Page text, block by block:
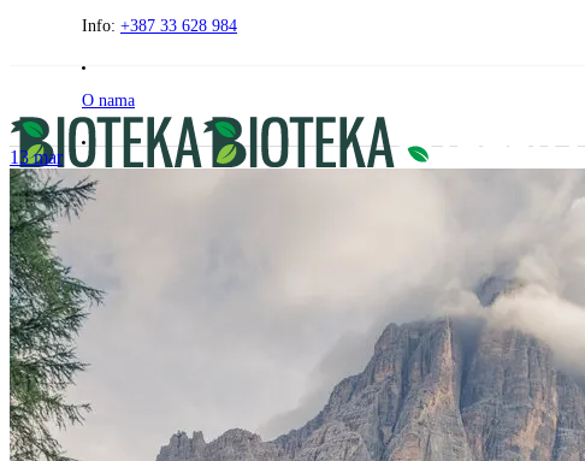
PreskočiteInfo: +387 33 628 984
O nama
Praćenje narudžbe
- Besplatna dostava za narudžbe iznad 120 KM -
PRODAVNICA
AKCIJE
ZDRAVI KUTAK
BEZ GLUTENA
0
13 mar